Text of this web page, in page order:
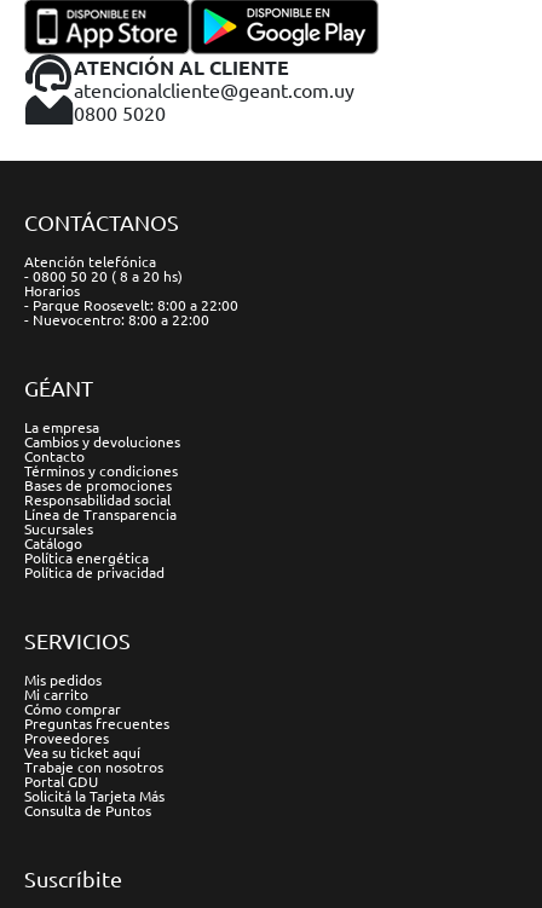
ATENCIÓN AL CLIENTE
atencionalcliente@geant.com.uy
0800 5020
CONTÁCTANOS
Atención telefónica
- 0800 50 20 ( 8 a 20 hs)
Horarios
- Parque Roosevelt: 8:00 a 22:00
- Nuevocentro: 8:00 a 22:00
GÉANT
La empresa
Cambios y devoluciones
Contacto
Términos y condiciones
Bases de promociones
Responsabilidad social
Línea de Transparencia
Sucursales
Catálogo
Política energética
Política de privacidad
SERVICIOS
Mis pedidos
Mi carrito
Cómo comprar
Preguntas frecuentes
Proveedores
Vea su ticket aquí
Trabaje con nosotros
Portal GDU
Solicitá la Tarjeta Más
Consulta de Puntos
Suscríbite